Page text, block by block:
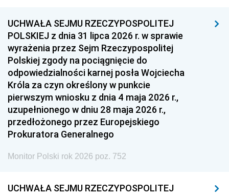
UCHWAŁA SEJMU RZECZYPOSPOLITEJ
POLSKIEJ z dnia 31 lipca 2026 r. w sprawie
wyrażenia przez Sejm Rzeczypospolitej
Polskiej zgody na pociągnięcie do
odpowiedzialności karnej posła Wojciecha
Króla za czyn określony w punkcie
pierwszym wniosku z dnia 4 maja 2026 r.,
uzupełnionego w dniu 28 maja 2026 r.,
przedłożonego przez Europejskiego
Prokuratora Generalnego
Monitor Polski rok 2026 poz. 752
UCHWAŁA SEJMU RZECZYPOSPOLITEJ